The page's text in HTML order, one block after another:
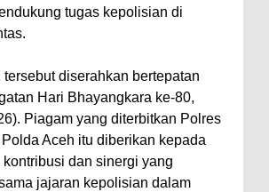
tugas kepolisian di
tersebut diserahkan bertepatan
Hari Bhayangkara ke-80,
Piagam yang diterbitkan Polres
Aceh itu diberikan kepada
kontribusi dan sinergi yang
jajaran kepolisian dalam